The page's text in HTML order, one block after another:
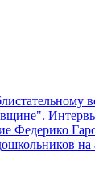
Федерико